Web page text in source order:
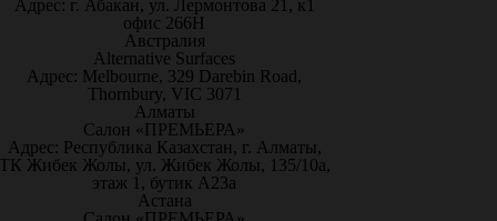
Адрес: г. Абакан, ул. Лермонтова 21, к1
офис 266Н
Австралия
Alternative Surfaces
Адрес: Melbourne, 329 Darebin Road,
Thornbury, VIC 3071
Алматы
Салон «ПРЕМЬЕРА»
Адрес: Республика Казахстан, г. Алматы,
Жибек Жолы, ул. Жибек Жолы, 135/10а,
этаж 1, бутик А23а
Астана